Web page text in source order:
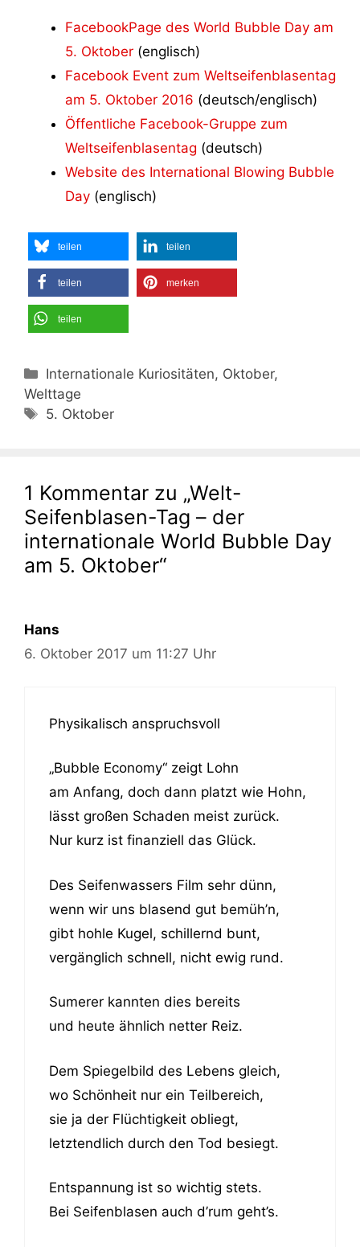
FacebookPage des World Bubble Day am
5. Oktober (englisch)
Facebook Event zum Weltseifenblasentag
am 5. Oktober 2016 (deutsch/englisch)
Öffentliche Facebook-Gruppe zum
Weltseifenblasentag (deutsch)
Website des International Blowing Bubble
Day (englisch)
teilen teilen
teilen merken
teilen
Kategorien
Internationale Kuriositäten, Oktober,
Welttage
Schlagwörter
5. Oktober
1 Kommentar zu „Welt-
Seifenblasen-Tag – der
internationale World Bubble Day
am 5. Oktober“
Hans
6. Oktober 2017 um 11:27 Uhr
Physikalisch anspruchsvoll
„Bubble Economy“ zeigt Lohn
am Anfang, doch dann platzt wie Hohn,
lässt großen Schaden meist zurück.
Nur kurz ist finanziell das Glück.
Des Seifenwassers Film sehr dünn,
wenn wir uns blasend gut bemüh’n,
gibt hohle Kugel, schillernd bunt,
vergänglich schnell, nicht ewig rund.
Sumerer kannten dies bereits
und heute ähnlich netter Reiz.
Dem Spiegelbild des Lebens gleich,
wo Schönheit nur ein Teilbereich,
sie ja der Flüchtigkeit obliegt,
letztendlich durch den Tod besiegt.
Entspannung ist so wichtig stets.
Bei Seifenblasen auch d’rum geht’s.